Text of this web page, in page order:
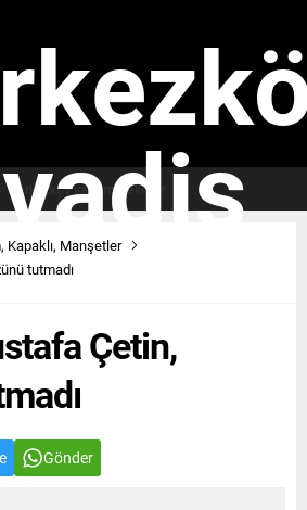
oturumu tamamlandı
, Kapaklı, Manşetler
tutmadı
Çetin,
Gönder